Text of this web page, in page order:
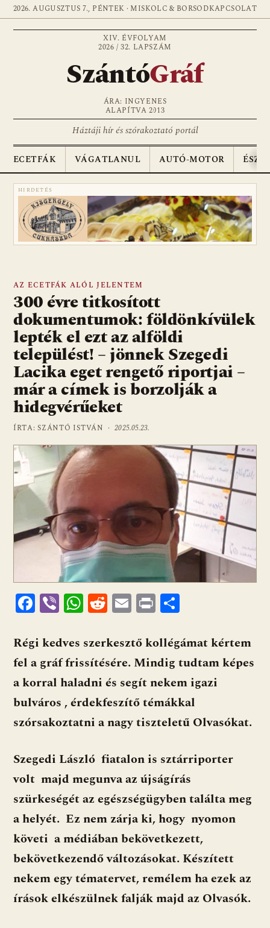
2026. AUGUSZTUS 7., PÉNTEK · MISKOLC & BORSODKAPCSOLAT
XIV. ÉVFOLYAM
2026 / 32. LAPSZÁM
SzántóGráf
ÁRA: INGYENES
ALAPÍTVA 2013
Háztáji hír és szórakoztató portál
ECETFÁK VÁGATLANUL AUTÓ-MOTOR
HIRDETÉS
AZ ECETFÁK ALÓL JELENTEM
300 évre titkosított
dokumentumok: földönkívülek
lepték el ezt az alföldi
települést! – jönnek Szegedi
Lacika eget rengető riportjai –
már a címek is borzolják a
hidegvérűeket
ÍRTA: SZÁNTÓ ISTVÁN ·2025.05.23.
F
e
b
o
o
k
Vi
er
W
at
s
A
p
p
R
d
di
t
E
ai
l
Pr
t za
m
e
g
Régi kedves szerkesztő kollégámat kértem
fel a gráf frissítésére. Mindig tudtam képes
a korral haladni és segít nekem igazi
bulváros , érdekfeszítő témákkal
szórsakoztatni a nagy tiszteletű Olvasókat.
Szegedi László fiatalon is sztárriporter
volt majd megunva az újságírás
szürkeségét az egészségügyben találta meg
a helyét. Ez nem zárja ki, hogy nyomon
követi a médiában bekövetkezett,
bekövetkezendő változásokat. Készített
nekem egy tématervet, remélem ha ezek az
írások elkészülnek falják majd az Olvasók.